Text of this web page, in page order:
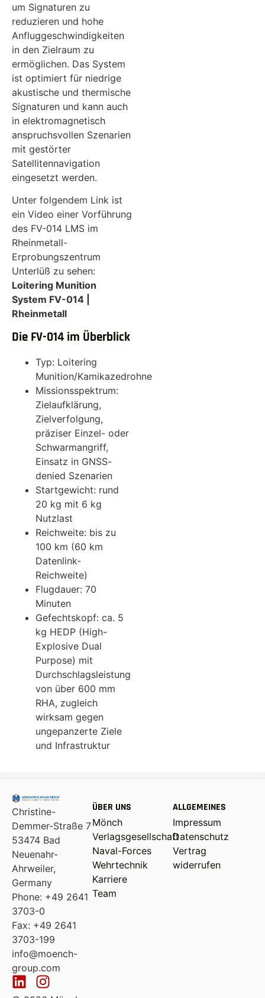
um Signaturen zu
reduzieren und hohe
Anfluggeschwindigkeiten
in den Zielraum zu
ermöglichen. Das System
ist optimiert für niedrige
akustische und thermische
Signaturen und kann auch
in elektromagnetisch
anspruchsvollen Szenarien
mit gestörter
Satellitennavigation
eingesetzt werden.
Unter folgendem Link ist
ein Video einer Vorführung
des FV-014 LMS im
Rheinmetall-
Erprobungszentrum
Unterlüß zu sehen:
Loitering Munition
System FV-014 |
Rheinmetall
Die FV-014 im Überblick
Typ: Loitering
Munition/Kamikazedrohne
Missionsspektrum:
Zielaufklärung,
Zielverfolgung,
präziser Einzel- oder
Schwarmangriff,
Einsatz in GNSS-
denied Szenarien
Startgewicht: rund
20 kg mit 6 kg
Nutzlast
Reichweite: bis zu
100 km (60 km
Datenlink-
Reichweite)
Flugdauer: 70
Minuten
Gefechtskopf: ca. 5
kg HEDP (High-
Explosive Dual
Purpose) mit
Durchschlagsleistung
von über 600 mm
RHA, zugleich
wirksam gegen
ungepanzerte Ziele
und Infrastruktur
Christine-
Demmer-Straße 7
53474 Bad
Neuenahr-
Ahrweiler,
Germany
Phone: +49 2641
3703-0
Fax: +49 2641
3703-199
info@moench-
group.com
ÜBER UNS
Mönch
Verlagsgesellschaft
Naval-Forces
Wehrtechnik
Karriere
Team
ALLGEMEINES
Impressum
Datenschutz
Vertrag
widerrufen